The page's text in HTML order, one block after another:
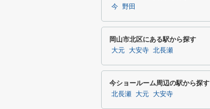
今 野田
岡山市北区にある駅から探す
大元 大安寺 北長瀬
今ショールーム周辺の駅から探す
北長瀬 大元 大安寺